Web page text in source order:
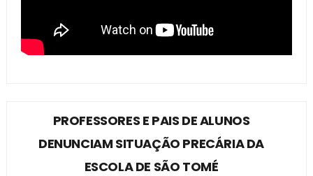
PROFESSORES E PAIS DE ALUNOS
DENUNCIAM SITUAÇÃO PRECÁRIA DA
ESCOLA DE SÃO TOMÉ